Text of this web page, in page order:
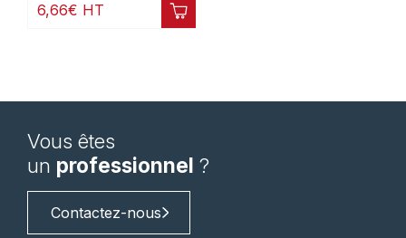
6,66€ HT
Vous êtes
un professionnel ?
Contactez-nous